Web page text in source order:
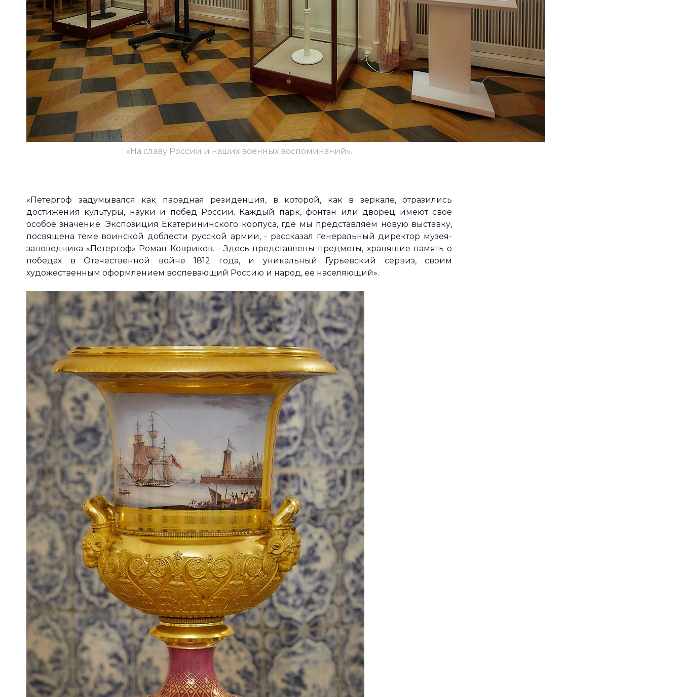
«На славу России и наших военных воспоминаний».
«Петергоф задумывался как парадная резиденция, в которой, как в зеркале, отразились
достижения культуры, науки и побед России. Каждый парк, фонтан или дворец имеют свое
особое значение. Экспозиция Екатерининского корпуса, где мы представляем новую выставку,
посвящена теме воинской доблести русской армии, - рассказал генеральный директор музея-
заповедника «Петергоф» Роман Ковриков. - Здесь представлены предметы, хранящие память о
победах в Отечественной войне 1812 года, и уникальный Гурьевский сервиз, своим
художественным оформлением воспевающий Россию и народ, ее населяющий».